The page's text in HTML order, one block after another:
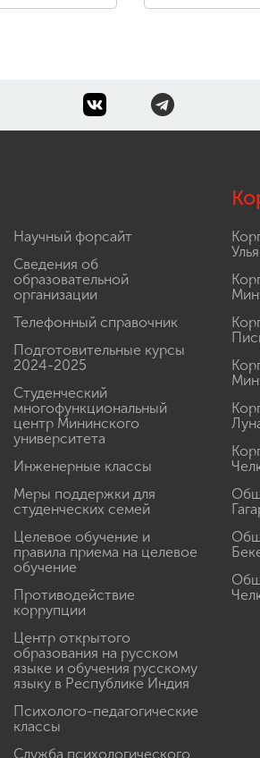
Научный форсайт
Сведения об
образовательной
организации
Телефонный справочник
Подготовительные курсы
2024-2025
Студенческий
многофункциональный
центр Мининского
университета
Инженерные классы
Меры поддержки для
студенческих семей
Целевое обучение и
правила приема на целевое
обучение
Противодействие
коррупции
Центр открытого
образования на русском
языке и обучения русскому
языку в Республике Индия
Психолого-педагогические
классы
Служба психологического